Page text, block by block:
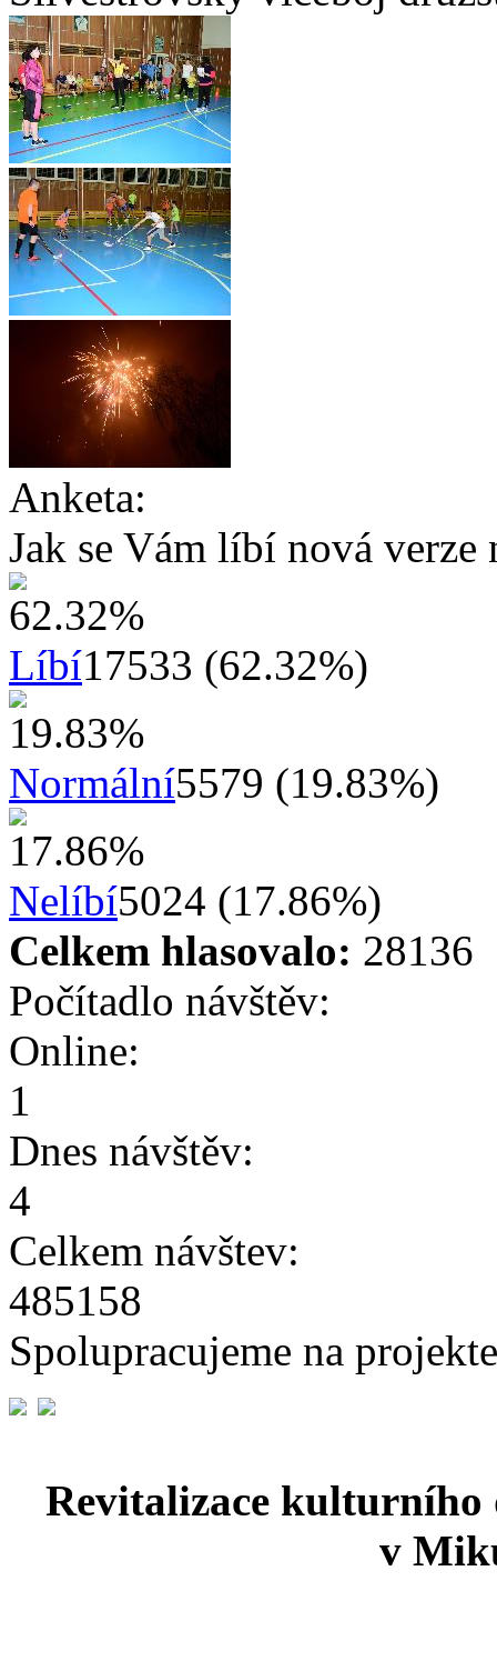
Anketa:
Jak se Vám líbí nová verze
Líbí17533 (62.32%)
Normální5579 (19.83%)
Nelíbí5024 (17.86%)
Celkem hlasovalo: 28136
Počítadlo návštěv:
Online:
1
Dnes návštěv:
4
Celkem návštev:
485158
Spolupracujeme na
Revitalizace
v